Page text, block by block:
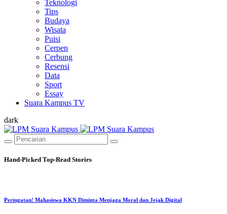
Teknologi
Tips
Budaya
Wisata
Puisi
Cerpen
Cerbung
Resensi
Data
Sport
Essay
Suara Kampus TV
dark
Hand-Picked Top-Read Stories
Peringatan! Mahasiswa KKN Diminta Menjaga Moral dan Jejak Digital